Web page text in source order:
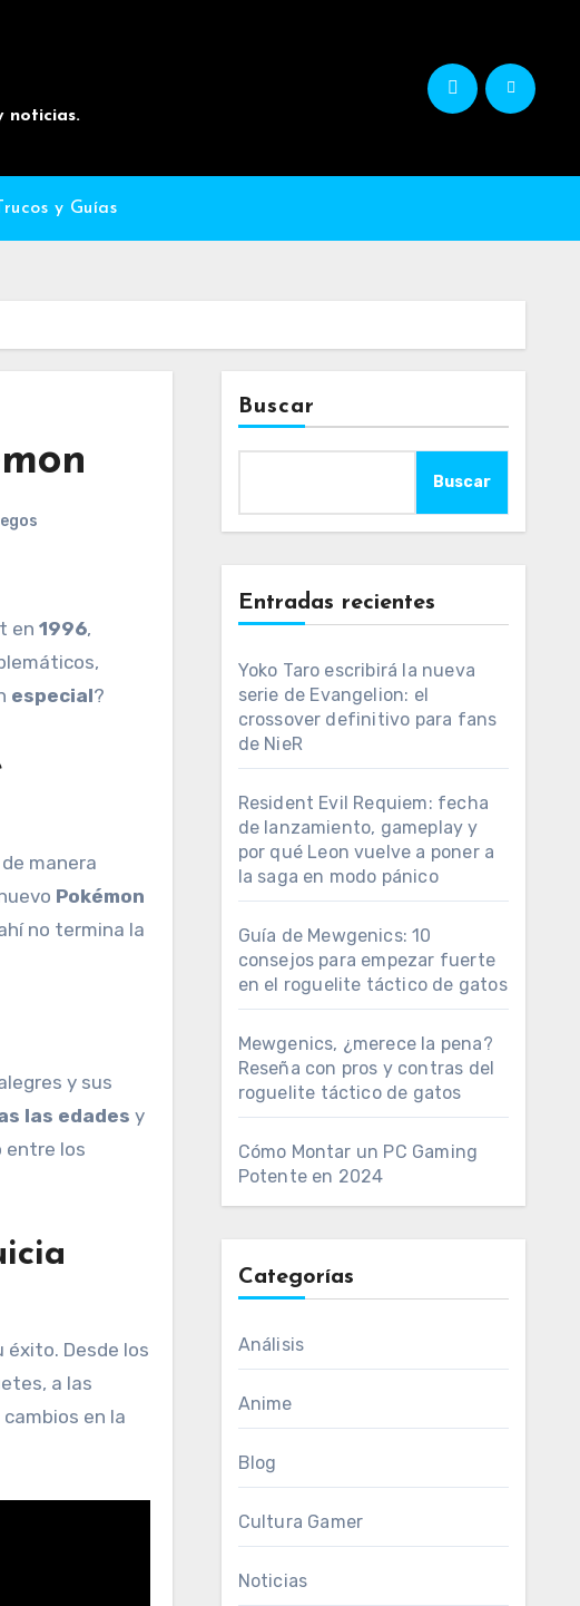
noticias.
Trucos y Guías
en 1996,
especial?
manera
Pokémon
no termina la
y sus
las edades y
entre los
éxito. Desde los
a las
en la
Buscar
Buscar
Entradas recientes
Yoko Taro escribirá la nueva
serie de Evangelion: el
crossover definitivo para fans
de NieR
Resident Evil Requiem: fecha
de lanzamiento, gameplay y
por qué Leon vuelve a poner a
la saga en modo pánico
Guía de Mewgenics: 10
consejos para empezar fuerte
en el roguelite táctico de gatos
Mewgenics, ¿merece la pena?
Reseña con pros y contras del
roguelite táctico de gatos
Cómo Montar un PC Gaming
Potente en 2024
Categorías
Análisis
Anime
Blog
Cultura Gamer
Noticias